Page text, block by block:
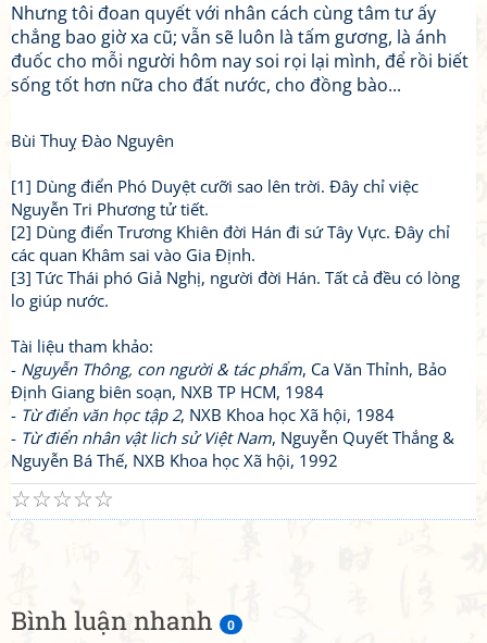
Bình luận nhanh 0
Nhưng tôi đoan quyết với nhân cách cùng tâm tư ấy
chẳng bao giờ xa cũ; vẫn sẽ luôn là tấm gương, là ánh
đuốc cho mỗi người hôm nay soi rọi lại mình, để rồi biết
sống tốt hơn nữa cho đất nước, cho đồng bào...
Bùi Thuỵ Đào Nguyên
[1] Dùng điển Phó Duyệt cưỡi sao lên trời. Đây chỉ việc
Nguyễn Tri Phương tử tiết.
[2] Dùng điển Trương Khiên đời Hán đi sứ Tây Vực. Đây chỉ
các quan Khâm sai vào Gia Định.
[3] Tức Thái phó Giả Nghị, người đời Hán. Tất cả đều có lòng
lo giúp nước.
Tài liệu tham khảo:
- Nguyễn Thông, con người & tác phẩm, Ca Văn Thỉnh, Bảo
Định Giang biên soạn, NXB TP HCM, 1984
- Từ điển văn học tập 2, NXB Khoa học Xã hội, 1984
- Từ điển nhân vật lich sử Việt Nam, Nguyễn Quyết Thắng &
Nguyễn Bá Thế, NXB Khoa học Xã hội, 1992
☆
☆
☆
☆
☆